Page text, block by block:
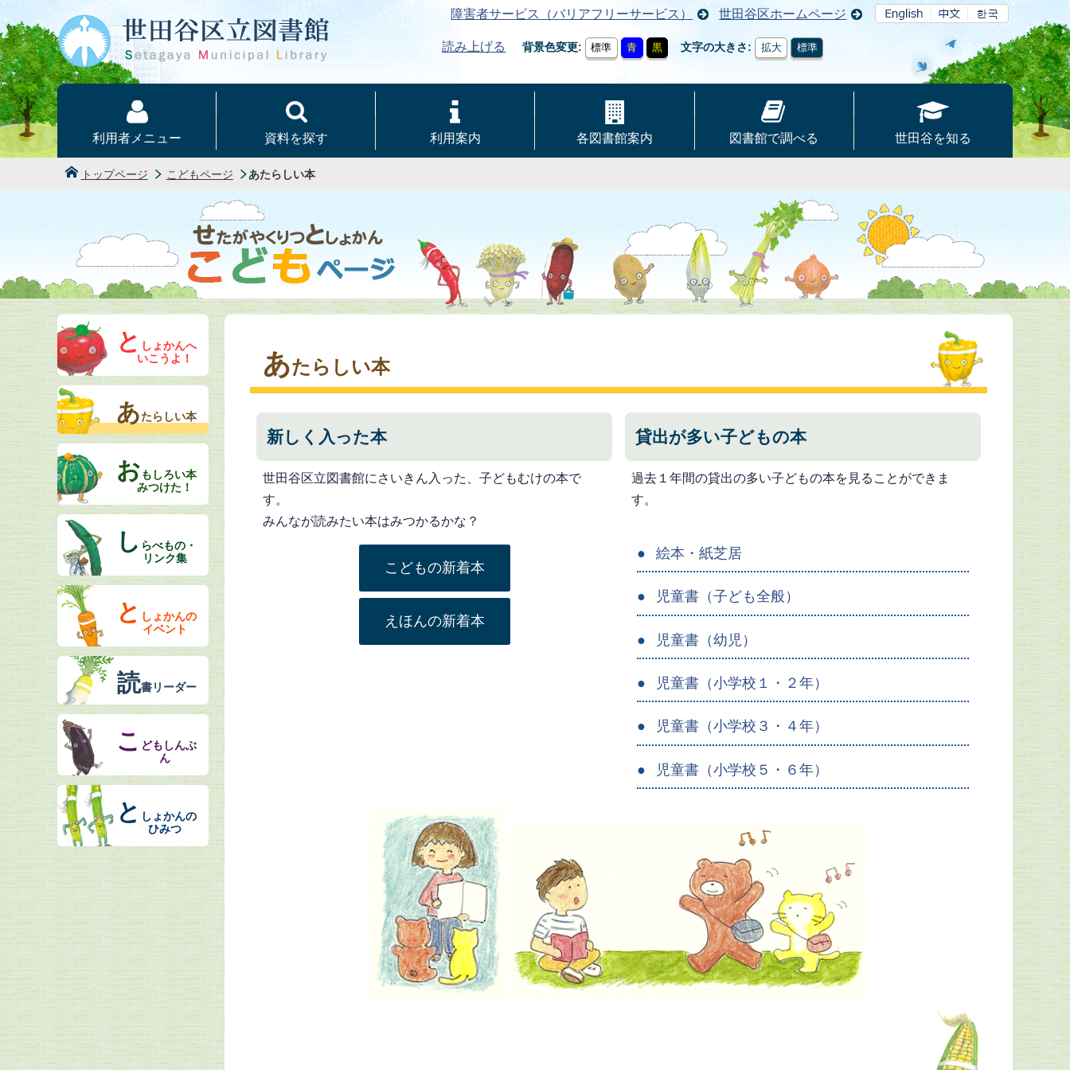
本文へ
障害者サービス（バリアフリーサービス） 世田谷区ホームページ
読み上げる 背景色変更 標準 青 黒 文字の大きさ 拡大 標準
利用者メニュー 資料を探す 利用案内 各図書館案内 図書館で調べる 世田谷を知る
トップページ こどもページ あたらしい本
あたらしい本
新しく入った本
世田谷区立図書館にさいきん入った、子どもむけの本で
す。
みんなが読みたい本はみつかるかな？
こどもの新着本
えほんの新着本
貸出が多い子どもの本
過去１年間の貸出の多い子どもの本を見ることができま
す。
絵本・紙芝居
児童書（子ども全般）
児童書（幼児）
児童書（小学校１・２年）
児童書（小学校３・４年）
児童書（小学校５・６年）
と しょかんへ
いこうよ！
あたらしい本
おもしろい本
みつけた！
し らべもの・
リンク集
と しょかんの
イベント
読書リーダー
こ どもしんぶ
ん
と しょかんの
ひみつ